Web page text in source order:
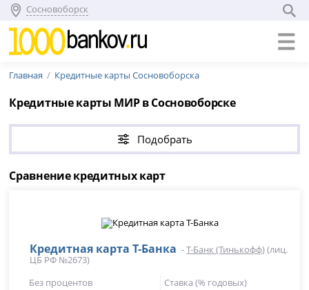
Сосновоборск
Главная Кредитные карты Сосновоборска
Кредитные карты МИР в Сосновоборске
Подобрать
Сравнение кредитных карт
Кредитная карта Т-Банка -Т-Банк (Тинькофф)(лиц.
ЦБ РФ №2673)
Без процентов
Ставка (% годовых)